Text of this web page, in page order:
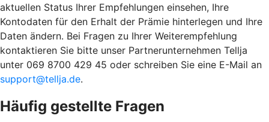
aktuellen Status Ihrer Empfehlungen einsehen, Ihre
Kontodaten für den Erhalt der Prämie hinterlegen und Ihre
Daten ändern. Bei Fragen zu Ihrer Weiterempfehlung
kontaktieren Sie bitte unser Partnerunternehmen Tellja
unter 069 8700 429 45 oder schreiben Sie eine E-Mail an
support@tellja.de.
Häufig gestellte Fragen